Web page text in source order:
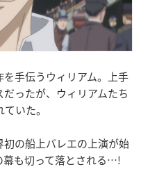
手伝うウィリアム。上手
ったが、ウィリアムたち
いた。
の船上バレエの上演が始
幕も切って落とされる…!